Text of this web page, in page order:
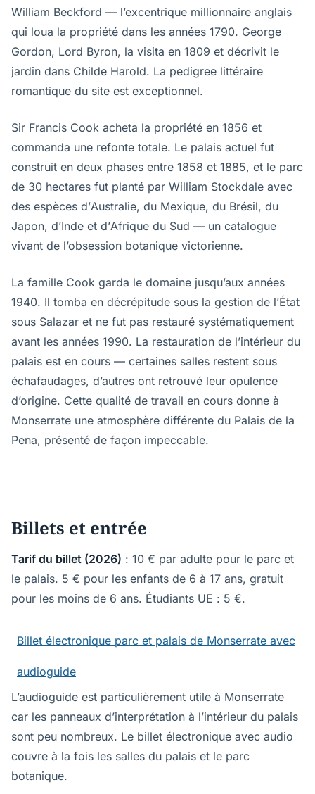
William Beckford — l’excentrique millionnaire anglais
qui loua la propriété dans les années 1790. George
Gordon, Lord Byron, la visita en 1809 et décrivit le
jardin dans Childe Harold. La pedigree littéraire
romantique du site est exceptionnel.
Sir Francis Cook acheta la propriété en 1856 et
commanda une refonte totale. Le palais actuel fut
construit en deux phases entre 1858 et 1885, et le parc
de 30 hectares fut planté par William Stockdale avec
des espèces d’Australie, du Mexique, du Brésil, du
Japon, d’Inde et d’Afrique du Sud — un catalogue
vivant de l’obsession botanique victorienne.
La famille Cook garda le domaine jusqu’aux années
1940. Il tomba en décrépitude sous la gestion de l’État
sous Salazar et ne fut pas restauré systématiquement
avant les années 1990. La restauration de l’intérieur du
palais est en cours — certaines salles restent sous
échafaudages, d’autres ont retrouvé leur opulence
d’origine. Cette qualité de travail en cours donne à
Monserrate une atmosphère différente du Palais de la
Pena, présenté de façon impeccable.
Billets et entrée
Tarif du billet (2026) : 10 € par adulte pour le parc et
le palais. 5 € pour les enfants de 6 à 17 ans, gratuit
pour les moins de 6 ans. Étudiants UE : 5 €.
Billet électronique parc et palais de Monserrate avec
audioguide
L’audioguide est particulièrement utile à Monserrate
car les panneaux d’interprétation à l’intérieur du palais
sont peu nombreux. Le billet électronique avec audio
couvre à la fois les salles du palais et le parc
botanique.